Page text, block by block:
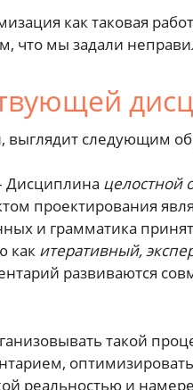
как таковая
что мы задали
выглядит следующим
Дисциплина целостной
проектирования
и грамматика
как итеративный,
развиваются
такой
реальностью и